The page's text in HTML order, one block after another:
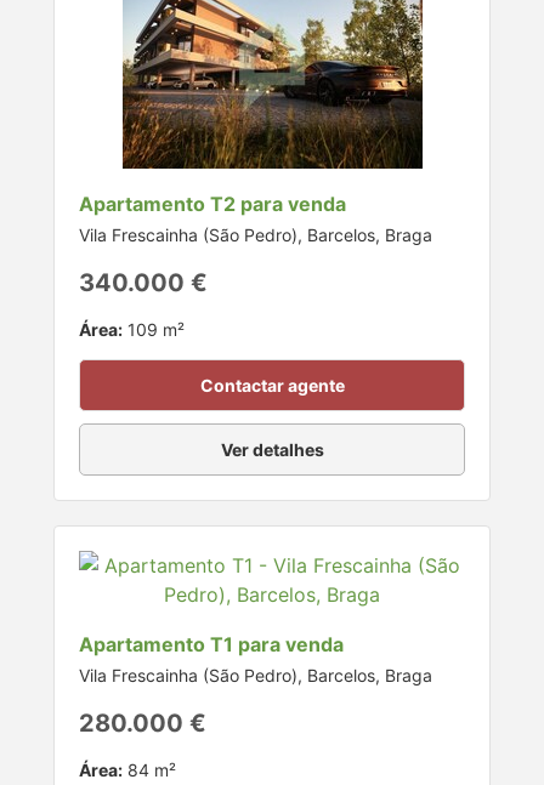
Apartamento T2 para venda
Vila Frescainha (São Pedro), Barcelos, Braga
340.000 €
Área: 109 m²
Contactar agente
Ver detalhes
Apartamento T1 para venda
Vila Frescainha (São Pedro), Barcelos, Braga
280.000 €
Área: 84 m²